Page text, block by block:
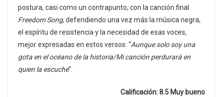
postura, casi como un contrapunto, con la canción final
Freedom Song, defendiendo una vez más la música negra,
el espíritu de resistencia y la necesidad de esas voces,
mejor expresadas en estos versos: “Aunque solo soy una
gota en el océano de la historia/Mi canción perdurará en
quien la escuche”.
Calificación: 8.5 Muy bueno